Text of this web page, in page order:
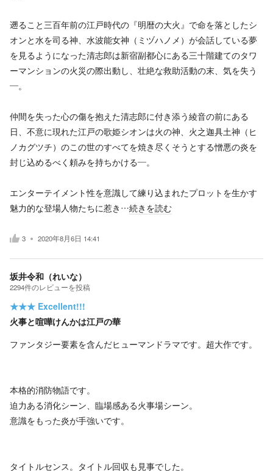
遡ること三百年前の江戸時代の『明暦の大火』で命を落としたシ
オンと水を司る神、水波能女神（ミヅハノメ）が会話している夢
を見るようになった清志郎は新宿副都心にある三十階建てのタワ
ーマンションの火災の際出動し、壮絶な救助活動の末、気を失う
—。
仲間を失った心の傷を抱えた清志郎に付き添う綾音の前にある
日、不意に現れた江戸の歌姫シオンは火の神、火之迦具土神（ヒ
ノカグツチ）のこの世のすべてを焼き尽くそうとする憎悪の炎を
封じ込めるべく頼みを持ちかける—。
エンターテイメント性を意識して練り込まれたプロットを生かす
魅力的な登場人物たちに惹き…続きを読む
3 2020年8月6日 14:41
坂井令和（れいな）
2294件のレビューを投稿
★★★ Excellent!!!
火事と喧嘩けんかは江戸の華
ファンタジー要素を含んだヒューマンドラマです。超大作です。
本格的消防物語です。
迫力ある消化シーン、臨場感ある火事場シーン。
意識をもった炎が手強いです。
タイトルセンス。タイトル回収も見事でした。